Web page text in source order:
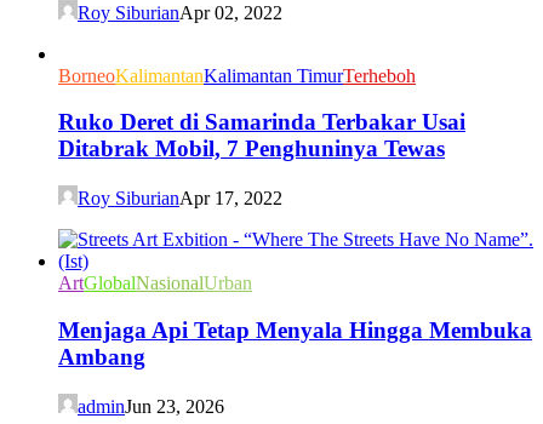
Roy SiburianApr 02, 2022
BorneoKalimantanKalimantan TimurTerheboh
Ruko Deret di Samarinda Terbakar Usai
Ditabrak Mobil, 7 Penghuninya Tewas
Roy SiburianApr 17, 2022
ArtGlobalNasionalUrban
Menjaga Api Tetap Menyala Hingga Membuka
Ambang
adminJun 23, 2026